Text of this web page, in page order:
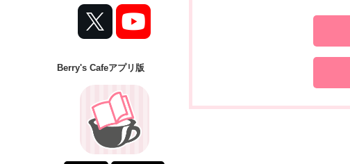
Berry's Cafeアプリ版